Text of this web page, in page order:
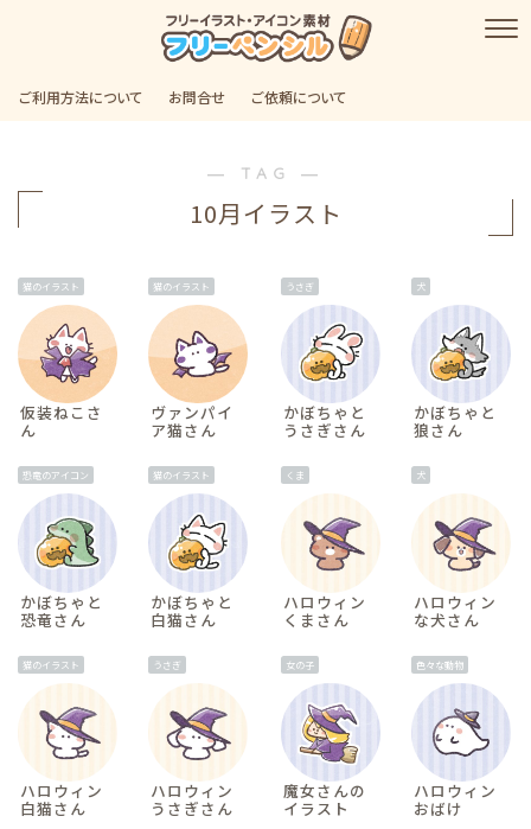
ご利用方法について お問合せ ご依頼について
― TAG ―
10月イラスト
猫のイラスト
仮装ねこさ
ん
猫のイラスト
ヴァンパイ
ア猫さん
うさぎ
かぼちゃと
うさぎさん
犬
かぼちゃと
狼さん
恐竜のアイコン
かぼちゃと
恐竜さん
猫のイラスト
かぼちゃと
白猫さん
くま
ハロウィン
くまさん
犬
ハロウィン
な犬さん
猫のイラスト
ハロウィン
白猫さん
うさぎ
ハロウィン
うさぎさん
女の子
魔女さんの
イラスト
色々な動物
ハロウィン
おばけ